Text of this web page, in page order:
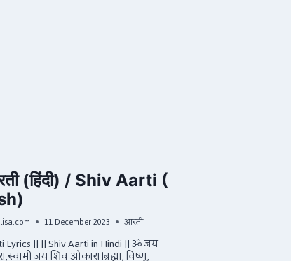
(हिंदी) / Shiv Aarti (
11 December 2023 आरती
Lyrics || || Shiv Aarti in Hindi || ॐ जय
जय शिव ओंकारा।ब्रह्मा, विष्णु,